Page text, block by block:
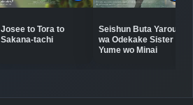
Josee to Tora to
Sakana-tachi
Seishun Buta Yarou
wa Odekake Sister no
Yume wo Minai